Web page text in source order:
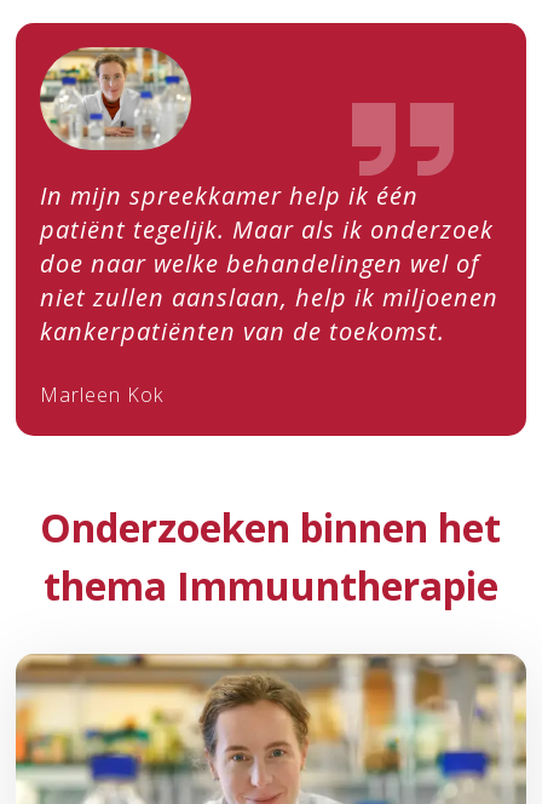
In mijn spreekkamer help ik één
patiënt tegelijk. Maar als ik onderzoek
doe naar welke behandelingen wel of
niet zullen aanslaan, help ik miljoenen
kankerpatiënten van de toekomst.
Marleen Kok
Onderzoeken binnen het
thema Immuuntherapie